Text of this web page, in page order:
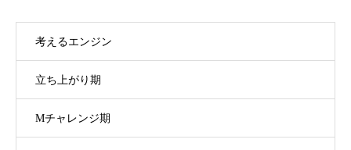
考えるエンジン
立ち上がり期
Mチャレンジ期